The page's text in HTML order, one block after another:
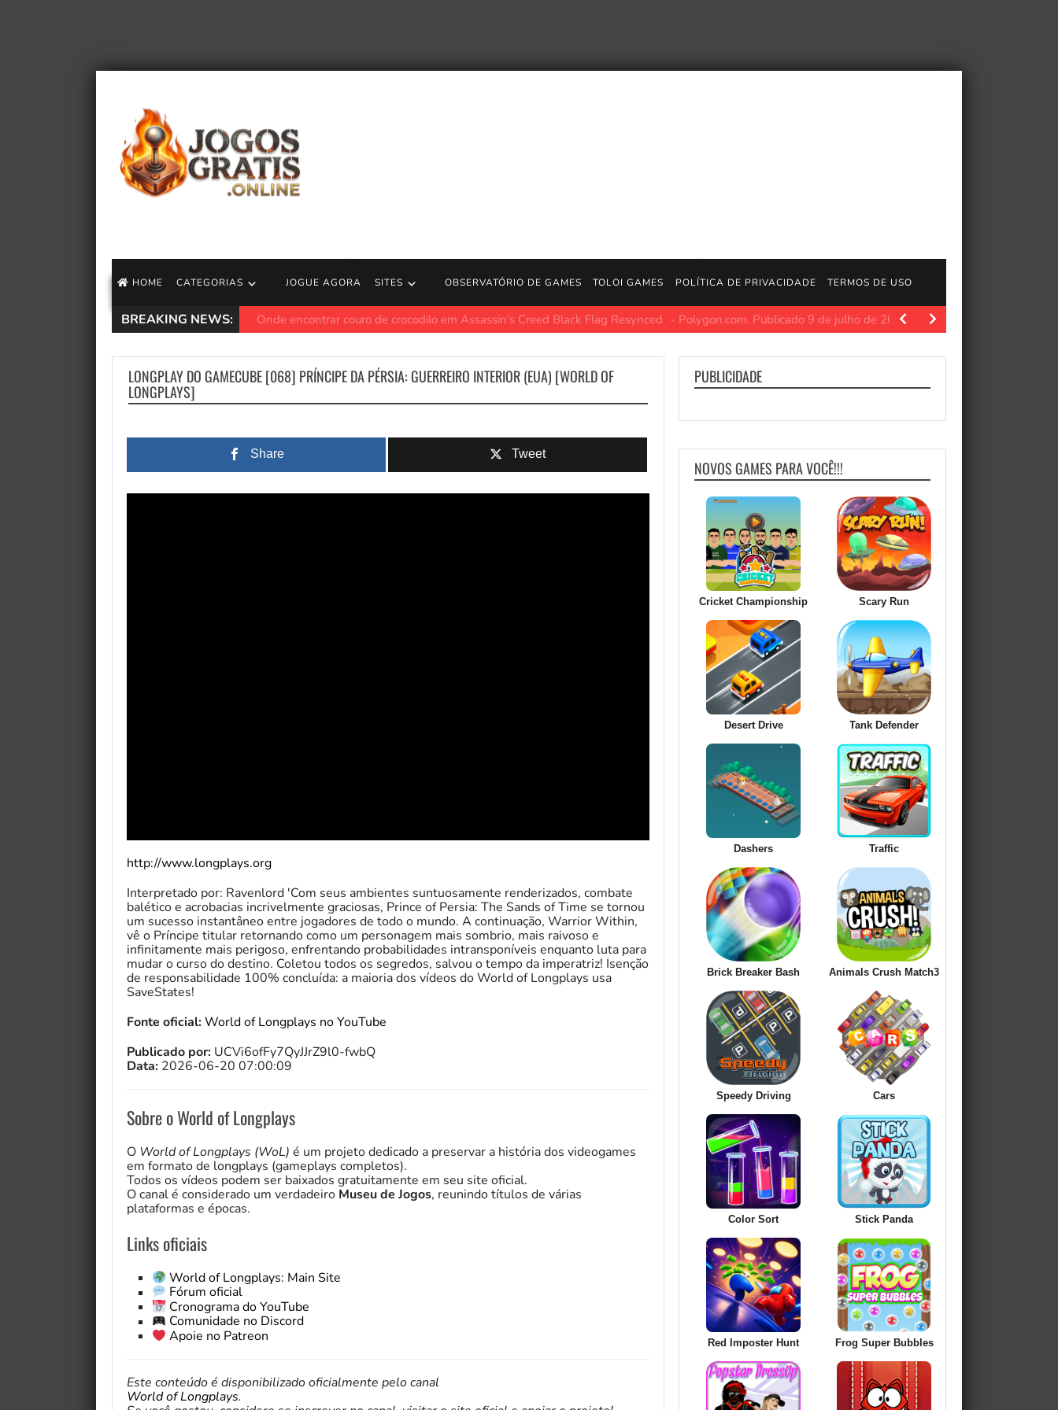
HOME CATEGORIAS JOGUE AGORA SITES OBSERVATÓRIO DE GAMES TOLOI GAMES POLÍTICA DE PRIVACIDADE TERMOS DE USO
BREAKING NEWS: Locais de pedras maias em Assassin's Creed Black Flag ressincronizados Polygon.com. Pedras maias são um dos muitos itens colecionáveis…
LONGPLAY DO GAMECUBE [068] PRÍNCIPE DA PÉRSIA: GUERREIRO INTERIOR (EUA) [WORLD OF
LONGPLAYS]
Share Tweet
http://www.longplays.org
Interpretado por: Ravenlord 'Com seus ambientes suntuosamente renderizados, combate
balético e acrobacias incrivelmente graciosas, Prince of Persia: The Sands of Time se tornou
um sucesso instantâneo entre jogadores de todo o mundo. A continuação, Warrior Within,
vê o Príncipe titular retornando como um personagem mais sombrio, mais raivoso e
infinitamente mais perigoso, enfrentando probabilidades intransponíveis enquanto luta para
mudar o curso do destino. Coletou todos os segredos, salvou o tempo da imperatriz! Isenção
de responsabilidade 100% concluída: a maioria dos vídeos do World of Longplays usa
SaveStates!
Fonte oficial:World of Longplays no YouTube
Publicado por: UCVi6ofFy7QyJJrZ9l0-fwbQ
Data: 2026-06-20 07:00:09
Sobre o World of Longplays
O World of Longplays (WoL) é um projeto dedicado a preservar a história dos videogames
em formato de longplays (gameplays completos).
Todos os vídeos podem ser baixados gratuitamente em seu site oficial.
O canal é considerado um verdadeiro Museu de Jogos, reunindo títulos de várias
plataformas e épocas.
Links oficiais
World of Longplays: Main Site
Fórum oficial
Cronograma do YouTube
Comunidade no Discord
Apoie no Patreon
Este conteúdo é disponibilizado oficialmente pelo canal
World of Longplays.
PUBLICIDADE
NOVOS GAMES PARA VOCÊ!!!
Cricket Championship Scary Run
Desert Drive Tank Defender
Dashers Traffic
Brick Breaker Bash Animals Crush Match3
Speedy Driving Cars
Color Sort Stick Panda
Red Imposter Hunt Frog Super Bubbles